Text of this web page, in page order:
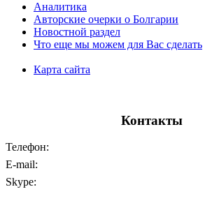
Аналитика
Авторские очерки о Болгарии
Новостной раздел
Что еще мы можем для Вас сделать
Карта сайта
Контакты
Телефон:
E-mail:
Skype: